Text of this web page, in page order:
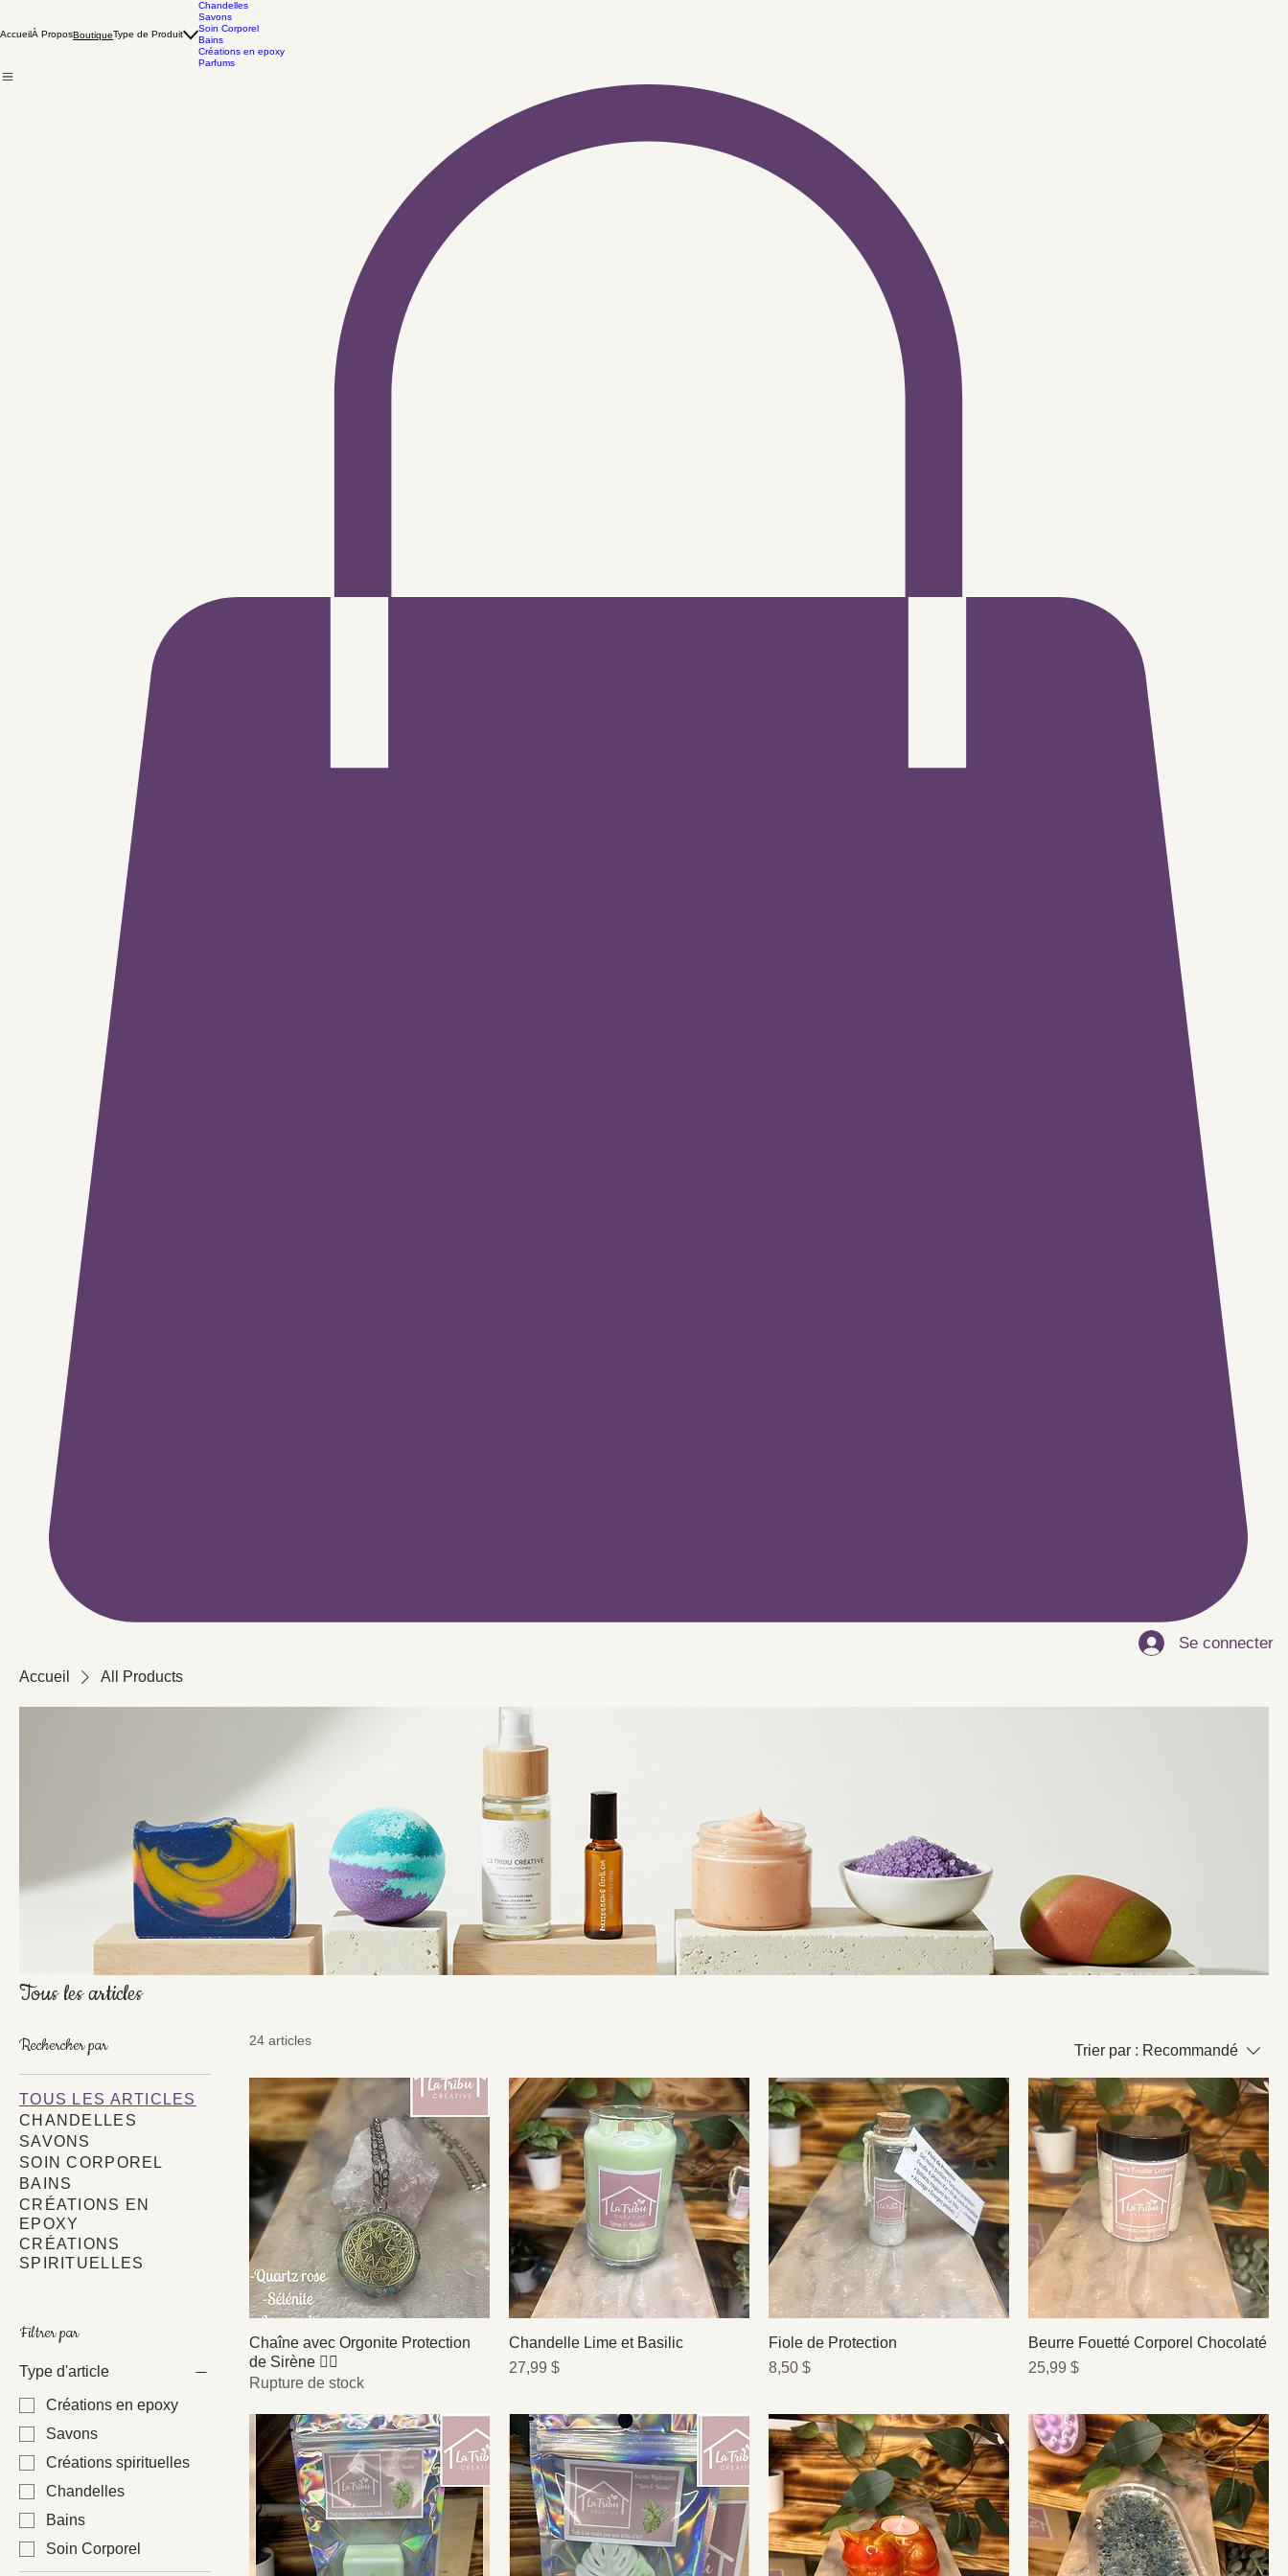
AccueilÀ ProposBoutiqueType de Produit
Chandelles
Savons
Soin Corporel
Bains
Créations en epoxy
Parfums
Se connecter
Accueil All Products
Tous les articles
Rechercher par
TOUS LES ARTICLES
CHANDELLES
SAVONS
SOIN CORPOREL
BAINS
CRÉATIONS EN
EPOXY
CRÉATIONS
SPIRITUELLES
Filtrer par
Type d'article
Créations en epoxy
Savons
Créations spirituelles
Chandelles
Bains
Soin Corporel
24 articles
Trier par : Recommandé
Chaîne avec Orgonite Protection
de Sirène 🧜‍♀️
Rupture de stock
Chandelle Lime et Basilic
Prix
27,99 $
Fiole de Protection
Prix
8,50 $
Beurre Fouetté Corporel Chocolaté
Prix
25,99 $